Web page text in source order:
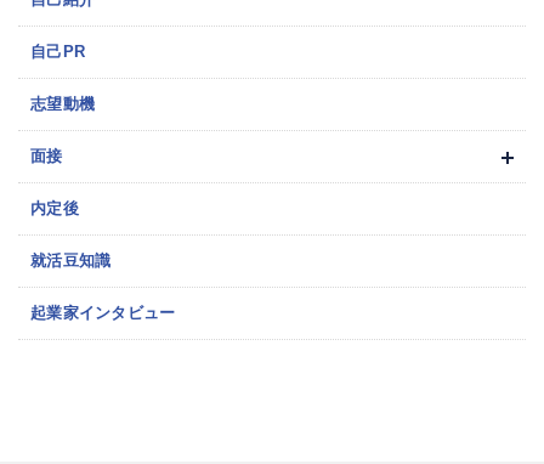
自己PR
志望動機
面接
内定後
就活豆知識
起業家インタビュー